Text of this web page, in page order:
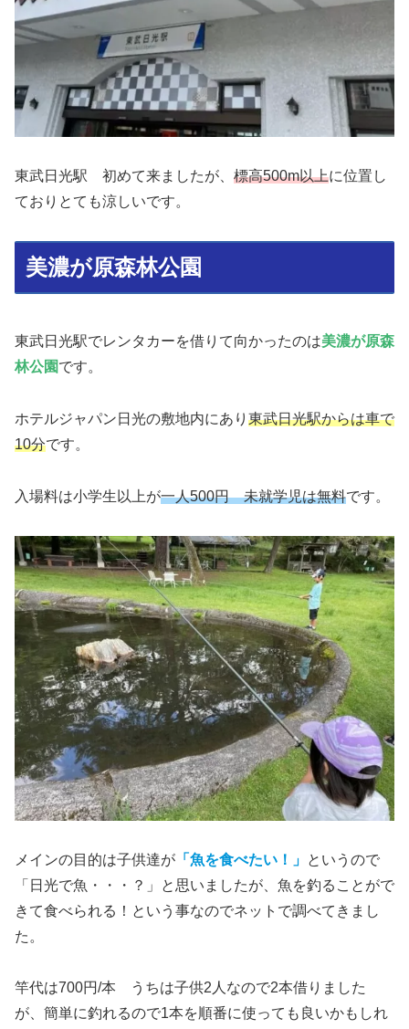
東武日光駅 初めて来ましたが、 標高500m以上に位置し
ておりとても涼しいです。
美濃が原森林公園
東武日光駅でレンタカーを借りて向かったのは美濃が原森
林公園です。
ホテルジャパン日光の敷地内にあり 東武日光駅からは車で
10分です。
入場料は小学生以上が一人500円 未就学児は無料です。
メインの目的は子供達が 「魚を食べたい！」 というので
「日光で魚・・・？」と思いましたが、魚を釣ることがで
きて食べられる！という事なのでネットで調べてきまし
た。
竿代は700円/本 うちは子供2人なので2本借りました
が、簡単に釣れるので1本を順番に使っても良いかもしれ